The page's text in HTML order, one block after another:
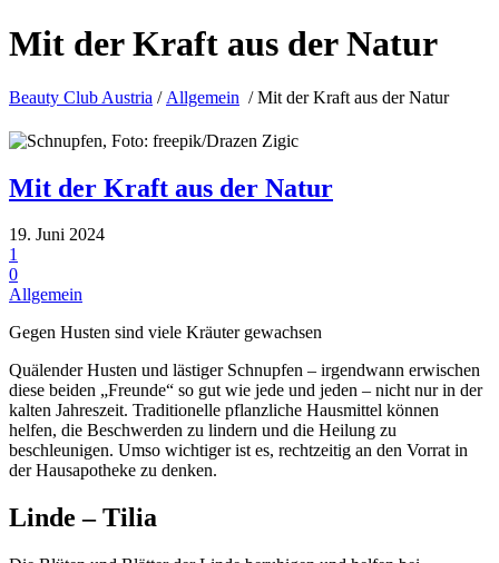
Mit der Kraft aus der Natur
Beauty Club Austria / Allgemein /Mit der Kraft aus der Natur
Mit der Kraft aus der Natur
19. Juni 2024
1
0
Allgemein
Gegen Husten sind viele Kräuter gewachsen
Quälender Husten und lästiger Schnupfen – irgendwann erwischen
diese beiden „Freunde“ so gut wie jede und jeden – nicht nur in der
kalten Jahreszeit. Traditionelle pflanzliche Hausmittel können
helfen, die Beschwerden zu lindern und die Heilung zu
beschleunigen. Umso wichtiger ist es, rechtzeitig an den Vorrat in
der Hausapotheke zu denken.
Linde – Tilia